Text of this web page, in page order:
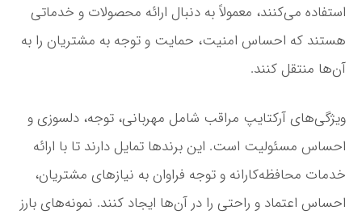
استفاده می‌کنند، معمولاً به دنبال ارائه محصولات و خدماتی
هستند که احساس امنیت، حمایت و توجه به مشتریان را به
آن‌ها منتقل کنند.
ویژگی‌های آرکتایپ مراقب شامل مهربانی، توجه، دلسوزی و
احساس مسئولیت است. این برندها تمایل دارند تا با ارائه
خدمات محافظه‌کارانه و توجه فراوان به نیازهای مشتریان،
احساس اعتماد و راحتی را در آن‌ها ایجاد کنند. نمونه‌های بارز